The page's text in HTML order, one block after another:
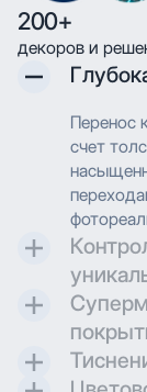
200+
декоров и
Перенос
счет
для
Создаем